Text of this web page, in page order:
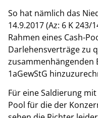
So hat nämlich das
14.9.2017 (Az: 6 K
Rahmen eines Cash-
Darlehensverträge zu
zusammenhängenden
1aGewStG
Für eine Saldierung
Pool für die der